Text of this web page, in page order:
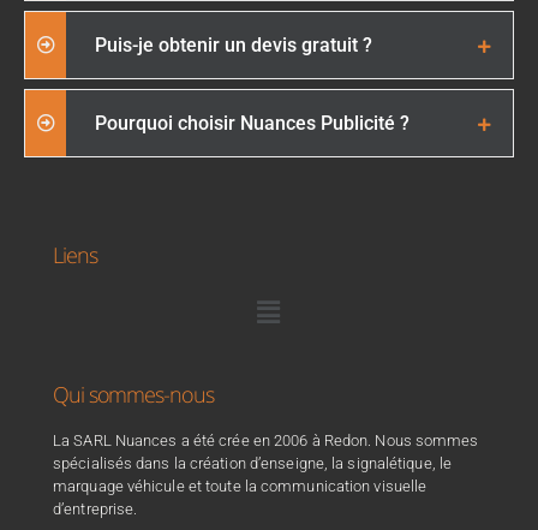
Puis-je obtenir un devis gratuit ?
Pourquoi choisir Nuances Publicité ?
Liens
Qui sommes-nous
La SARL Nuances a été crée en 2006 à Redon. Nous sommes
spécialisés dans la création d’enseigne, la signalétique, le
marquage véhicule et toute la communication visuelle
d’entreprise.